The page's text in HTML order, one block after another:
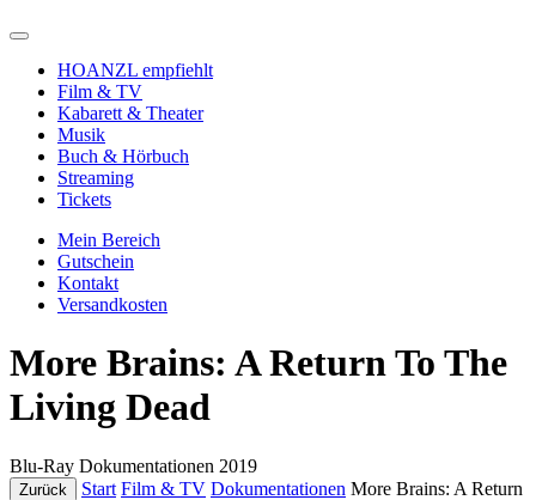
HOANZL empfiehlt
Film & TV
Kabarett & Theater
Musik
Buch & Hörbuch
Streaming
Tickets
Mein Bereich
Gutschein
Kontakt
Versandkosten
More Brains: A Return To The
Living Dead
Blu-Ray Dokumentationen 2019
Zurück Start Film & TV Dokumentationen More Brains: A Return